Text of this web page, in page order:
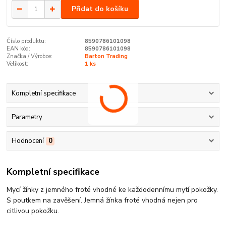
Přidat do košíku
Číslo produktu:
8590786101098
EAN kód:
8590786101098
Značka / Výrobce:
Barton Trading
Velikost:
1 ks
Kompletní specifikace
Parametry
Hodnocení 0
Kompletní specifikace
Mycí žínky z jemného froté vhodné ke každodennímu mytí pokožky.
S poutkem na zavěšení. Jemná žínka froté vhodná nejen pro
citlivou pokožku.